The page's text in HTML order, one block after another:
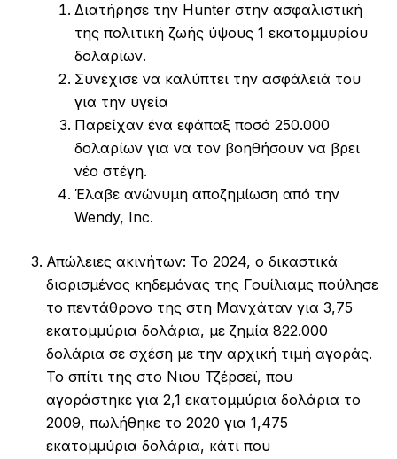
Διατήρησε την Hunter στην ασφαλιστική
της πολιτική ζωής ύψους 1 εκατομμυρίου
δολαρίων.
Συνέχισε να καλύπτει την ασφάλειά του
για την υγεία
Παρείχαν ένα εφάπαξ ποσό 250.000
δολαρίων για να τον βοηθήσουν να βρει
νέο στέγη.
Έλαβε ανώνυμη αποζημίωση από την
Wendy, Inc.
Απώλειες ακινήτων: Το 2024, ο δικαστικά
διορισμένος κηδεμόνας της Γουίλιαμς πούλησε
το πεντάθρονο της στη Μανχάταν για 3,75
εκατομμύρια δολάρια, με ζημία 822.000
δολάρια σε σχέση με την αρχική τιμή αγοράς.
Το σπίτι της στο Νιου Τζέρσεϊ, που
αγοράστηκε για 2,1 εκατομμύρια δολάρια το
2009, πωλήθηκε το 2020 για 1,475
εκατομμύρια δολάρια, κάτι που